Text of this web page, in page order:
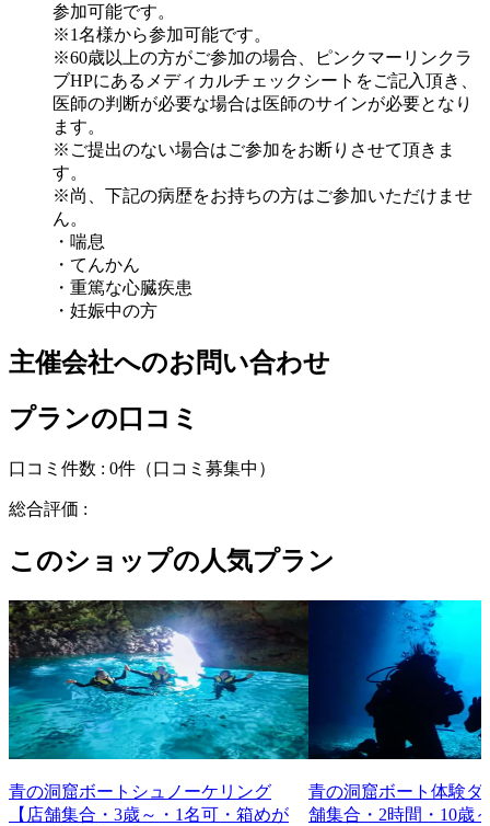
参加可能です。
※1名様から参加可能です。
※60歳以上の方がご参加の場合、ピンクマーリンクラ
ブHPにあるメディカルチェックシートをご記入頂き、
医師の判断が必要な場合は医師のサインが必要となり
ます。
※ご提出のない場合はご参加をお断りさせて頂きま
す。
※尚、下記の病歴をお持ちの方はご参加いただけませ
ん。
・喘息
・てんかん
・重篤な心臓疾患
・妊娠中の方
主催会社へのお問い合わせ
プランの口コミ
口コミ件数 : 0件 （口コミ募集中）
総合評価 :
このショップの人気プラン
青の洞窟ボートシュノーケリング
【店舗集合・3歳～・1名可・箱めが
青の洞窟ボート体験ダ
舗集合・2時間・10歳